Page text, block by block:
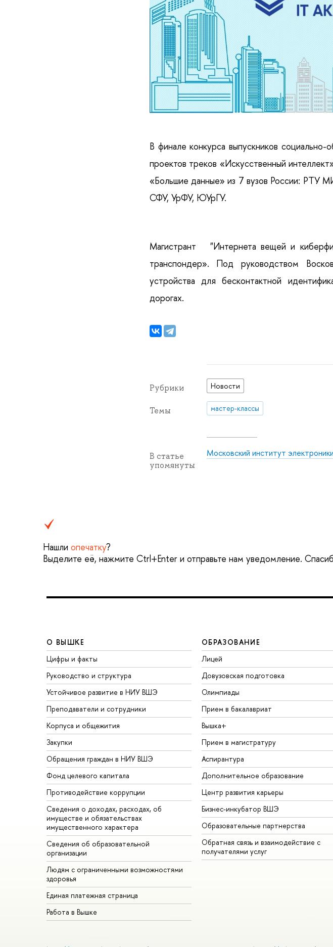
В финале конкурса выпускников
проектов треков «Искусственный
«Большие данные» из 7 вузов России:
СФУ, УрФУ, ЮУрГУ.
Магистрант "Интернета вещей и
транспондер». Под руководством
устройства для бесконтактной
дорогах.
Рубрики Новости
Темы мастер-классы
В статье
упомянуты
Московский институт
Нашли опечатку?
Выделите её, нажмите Ctrl+Enter и отправьте нам уведомление.
О ВЫШКЕ
Цифры и факты
Руководство и структура
Устойчивое развитие в НИУ ВШЭ
Преподаватели и сотрудники
Корпуса и общежития
Закупки
Обращения граждан в НИУ ВШЭ
Фонд целевого капитала
Противодействие коррупции
Сведения о доходах, расходах, об
имуществе и обязательствах
имущественного характера
Сведения об образовательной
организации
Людям с ограниченными возможностями
здоровья
Единая платежная страница
Работа в Вышке
ОБРАЗОВАНИЕ
Лицей
Довузовская подготовка
Олимпиады
Прием в бакалавриат
Вышка+
Прием в магистратуру
Аспирантура
Дополнительное образование
Центр развития карьеры
Бизнес-инкубатор ВШЭ
Образовательные партнерства
Обратная связь и взаимодействие с
получателями услуг